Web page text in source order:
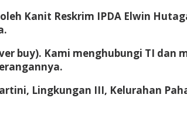
Kanit Reskrim IPDA Elwin
buy). Kami menghubungi TI dan
Lingkungan III, Kelurahan